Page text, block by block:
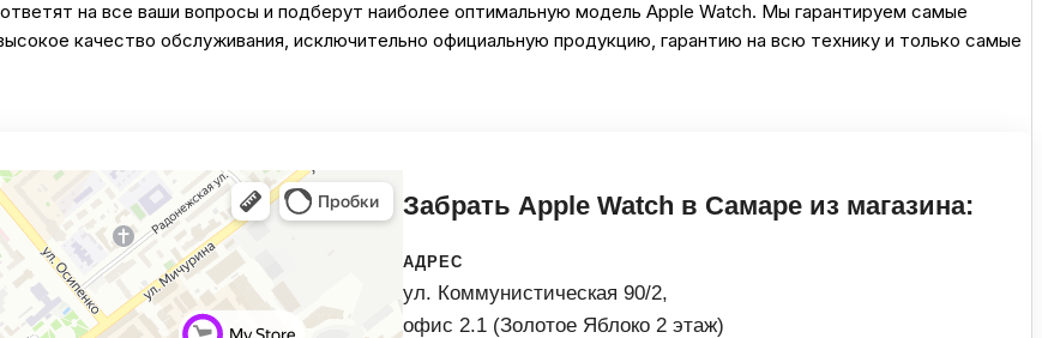
на все ваши вопросы и подберут наиболее оптимальную модель Apple Watch. Мы гарантируем самые
качество обслуживания, исключительно официальную продукцию, гарантию на всю технику и только самые
Забрать Apple Watch в Самаре из магазина:
АДРЕС
ул. Коммунистическая 90/2,
офис 2.1 (Золотое Яблоко 2 этаж)